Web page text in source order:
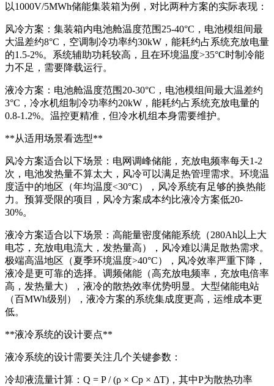
以1000V/5MWh储能集装箱为例，对比两种方案的实际表现：
风冷方案：集装箱内电池舱温度范围25-40°C，电池模组间最
大温差约8°C，空调制冷功率约30kW，能耗约占系统充放电量
的1.5-2%。系统辅助功耗较高，且在环境温度>35°C时制冷能
力不足，需要降载运行。
液冷方案：电池舱温度范围20-30°C，电池模组间最大温差约
3°C，冷水机组制冷功率约20kW，能耗约占系统充放电量的
0.8-1.2%。温控更精准，但冷水机组本身需要维护。
**从适用场景看选型**
风冷方案适合以下场景：电网调峰储能，充放电频率每天1-2
次，电池发热量不算太大，风冷可以满足热管理需求。环境温
度适中的地区（年均温度<30°C），风冷系统有足够的换热能
力。预算受限的项目，风冷方案成本约比液冷方案低20-
30%。
液冷方案适合以下场景：高能量密度储能系统（280Ah以上大
电芯，充放电电流大，发热量高），风冷难以满足散热需求。
极端高温地区（夏季环境温度>40°C），风冷效率严重下降，
液冷是更可靠的选择。调频储能（高充放电频率，充放电倍率
高，发热量大），液冷的散热效率优势明显。大型储能电站
（百MWh级别），液冷方案的系统集成度更高，运维成本更
低。
**液冷系统的设计要点**
液冷系统的设计需要关注几个关键参数：
冷却液流量计算：Q = P / (ρ × Cp × ΔT)，其中P为散热功率